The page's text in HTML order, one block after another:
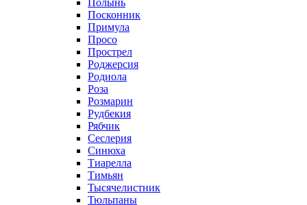
Полынь
Посконник
Примула
Просо
Прострел
Роджерсия
Родиола
Роза
Розмарин
Рудбекия
Рябчик
Сеслерия
Синюха
Тиарелла
Тимьян
Тысячелистник
Тюльпаны